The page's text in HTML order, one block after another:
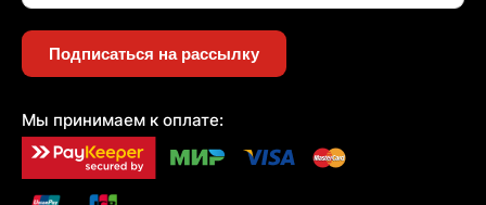
Подписаться на рассылку
Мы принимаем к оплате: